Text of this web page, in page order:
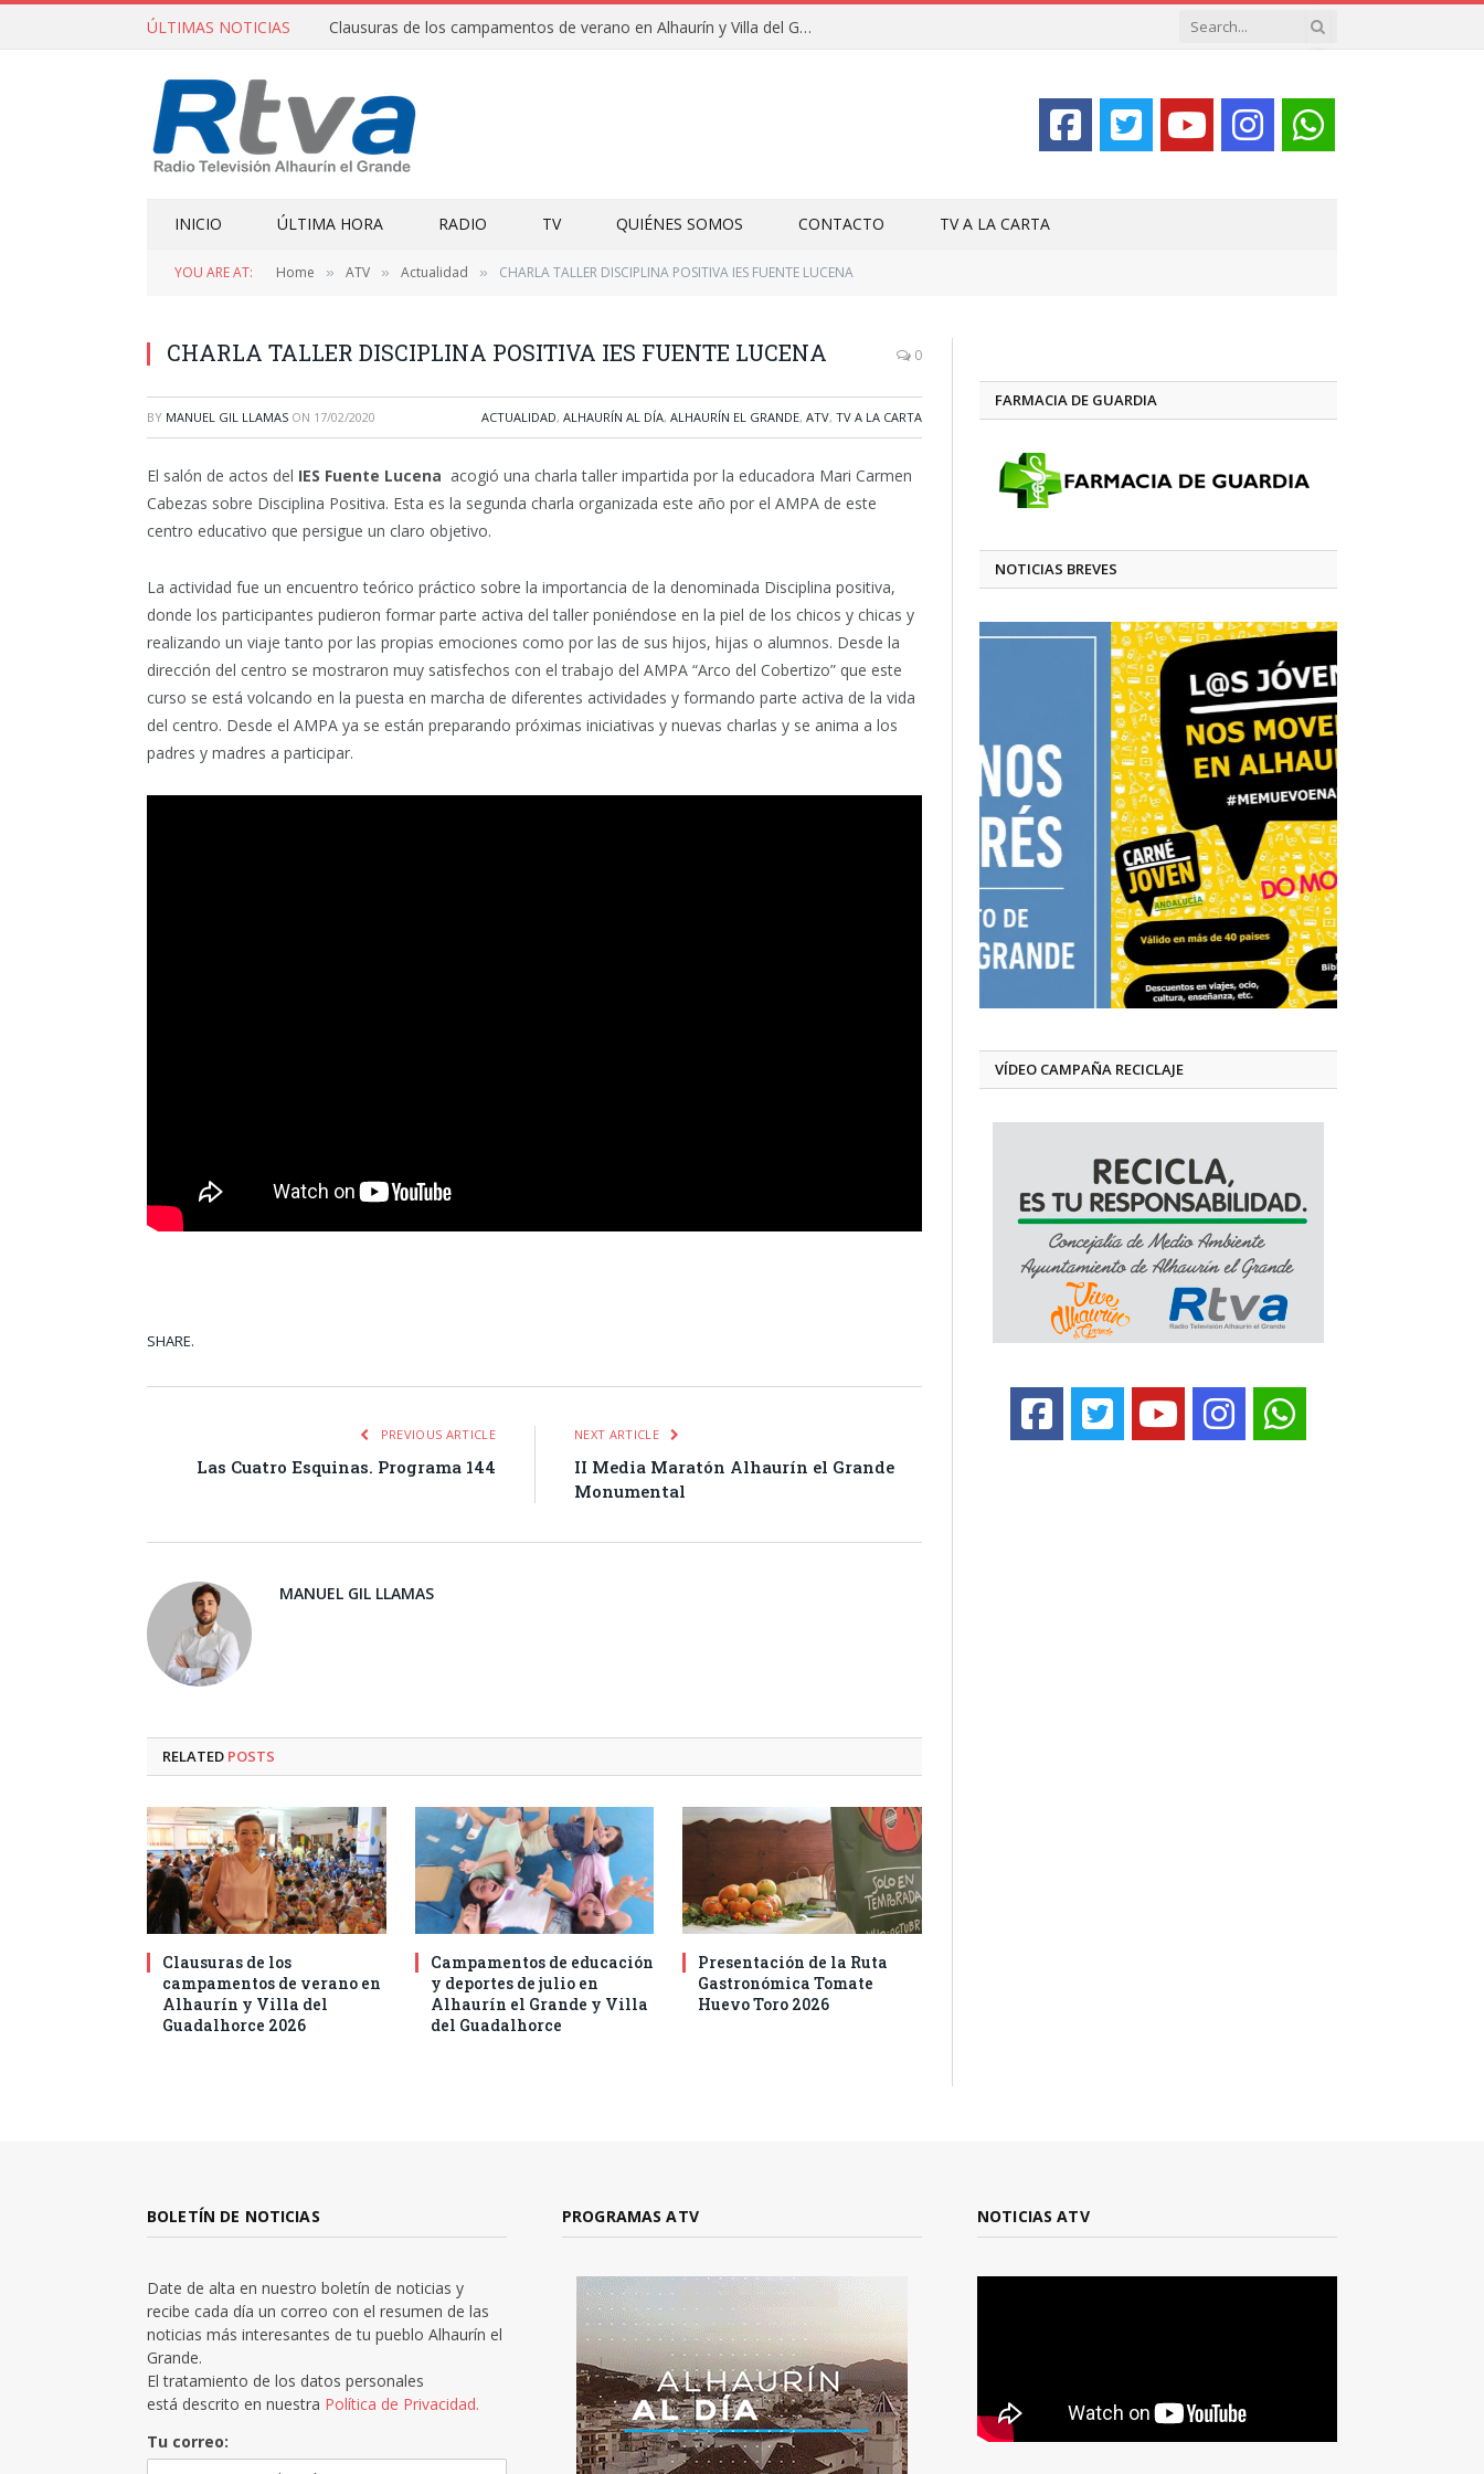
ÚLTIMAS NOTICIAS Clausuras de los campamentos de verano en Alhaurín y Villa del Guadalhorce 2026
INICIO ÚLTIMA HORA RADIO TV QUIÉNES SOMOS CONTACTO TV A LA CARTA
YOU ARE AT: Home » ATV » Actualidad » CHARLA TALLER DISCIPLINA POSITIVA IES FUENTE LUCENA
CHARLA TALLER DISCIPLINA POSITIVA IES FUENTE LUCENA 0
BY MANUEL GIL LLAMAS ON 17/02/2020 ACTUALIDAD, ALHAURÍN AL DÍA, ALHAURÍN EL GRANDE, ATV, TV A LA CARTA
El salón de actos del IES Fuente Lucena acogió una charla taller impartida por la educadora Mari Carmen
Cabezas sobre Disciplina Positiva. Esta es la segunda charla organizada este año por el AMPA de este
centro educativo que persigue un claro objetivo.
La actividad fue un encuentro teórico práctico sobre la importancia de la denominada Disciplina positiva,
donde los participantes pudieron formar parte activa del taller poniéndose en la piel de los chicos y chicas y
realizando un viaje tanto por las propias emociones como por las de sus hijos, hijas o alumnos. Desde la
dirección del centro se mostraron muy satisfechos con el trabajo del AMPA “Arco del Cobertizo” que este
curso se está volcando en la puesta en marcha de diferentes actividades y formando parte activa de la vida
del centro. Desde el AMPA ya se están preparando próximas iniciativas y nuevas charlas y se anima a los
padres y madres a participar.
SHARE.
PREVIOUS ARTICLE
Las Cuatro Esquinas. Programa 144
NEXT ARTICLE
II Media Maratón Alhaurín el Grande
Monumental
MANUEL GIL LLAMAS
RELATED POSTS
Clausuras de los
campamentos de verano en
Alhaurín y Villa del
Guadalhorce 2026
Campamentos de educación
y deportes de julio en
Alhaurín el Grande y Villa
del Guadalhorce
Presentación de la Ruta
Gastronómica Tomate
Huevo Toro 2026
FARMACIA DE GUARDIA
NOTICIAS BREVES
VÍDEO CAMPAÑA RECICLAJE
BOLETÍN DE NOTICIAS
Date de alta en nuestro boletín de noticias y
recibe cada día un correo con el resumen de las
noticias más interesantes de tu pueblo Alhaurín el
Grande.
El tratamiento de los datos personales
está descrito en nuestra Política de Privacidad.
Tu correo:
PROGRAMAS ATV NOTICIAS ATV